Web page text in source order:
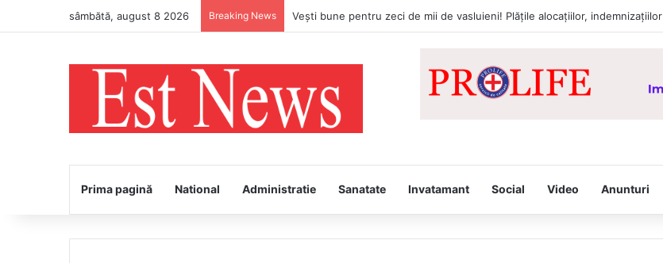
sâmbătă, august 8 2026 Breaking News
Prima pagină National Administratie Sanatate Invatamant Social Video Anunturi